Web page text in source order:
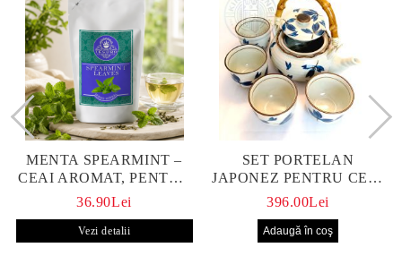
MENTA SPEARMINT –
CEAI AROMAT, PENTRU
CALM ȘI BENEFIC
36.90Lei
Vezi detalii
SET PORTELAN
JAPONEZ PENTRU CEAI
HANAKO, CEAINIC SI 4
396.00Lei